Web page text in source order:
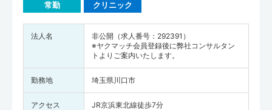
常勤 クリニック
法人名
非公開（求人番号：292391）
※ヤクマッチ会員登録後に弊社コンサルタン
トよりご案内いたします。
勤務地 埼玉県川口市
アクセス JR京浜東北線徒歩7分